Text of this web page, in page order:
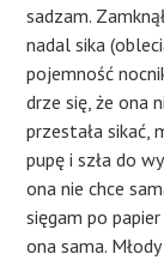
sadzam.
nadal sika
pojemność
drze się, że ona
przestała sikać,
pupę i szła do
ona nie chce
sięgam po
ona sama.